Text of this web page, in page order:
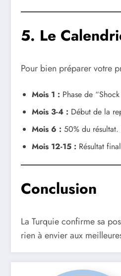
5. Le
Pour bien préparer votre
Mois 1 : Phase de
Mois 3-4 : Début de la
Mois 6 : 50% du
Mois 12-15 : Résultat
Conclusion
La Turquie confirme sa
rien à envier aux